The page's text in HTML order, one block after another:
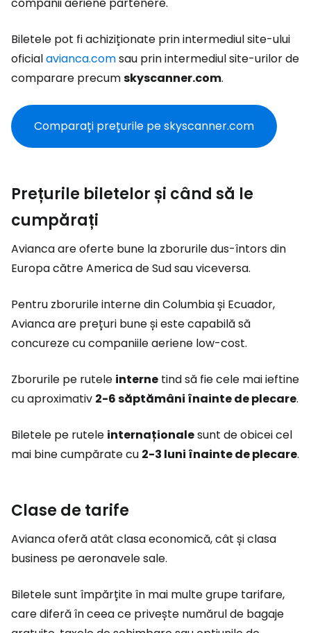
Biletele pot fi achiziționate prin intermediul site-ului
oficialavianca.comsau prin intermediul site-urilor de
comparare precumskyscanner.com.
Comparați prețurile pe skyscanner.com
Prețurile biletelor și când să le
cumpărați
Avianca are oferte bune la zborurile dus-întors din
Europa către America de Sud sau viceversa.
Pentru zborurile interne din Columbia și Ecuador,
Avianca are prețuri bune și este capabilă să
concureze cu companiile aeriene low-cost.
Zborurile pe rutele interne tind să fie cele mai ieftine
cu aproximativ 2-6 săptămâni înainte de plecare.
Biletele pe rutele internaționalesunt de obicei cel
mai bine cumpărate cu 2-3 luni înainte de plecare.
Clase de tarife
Avianca oferă atât clasa economică, cât și clasa
business pe aeronavele sale.
Biletele sunt împărțite în mai multe grupe tarifare,
care diferă în ceea ce privește numărul de bagaje